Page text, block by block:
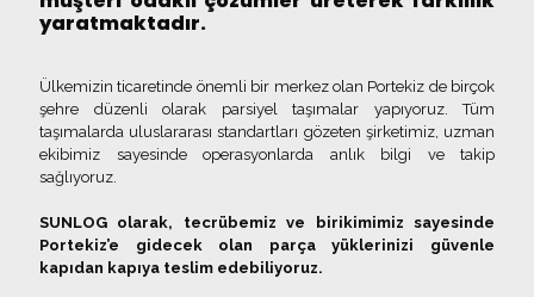
yaratmaktadır.
Ülkemizin ticaretinde önemli bir merkez olan Portekiz de birçok
şehre düzenli olarak parsiyel taşımalar yapıyoruz. Tüm
taşımalarda uluslararası standartları gözeten şirketimiz, uzman
ekibimiz sayesinde operasyonlarda anlık bilgi ve takip
sağlıyoruz.
SUNLOG olarak, tecrübemiz ve birikimimiz sayesinde
Portekiz’e gidecek olan parça yüklerinizi güvenle
kapıdan kapıya teslim edebiliyoruz.